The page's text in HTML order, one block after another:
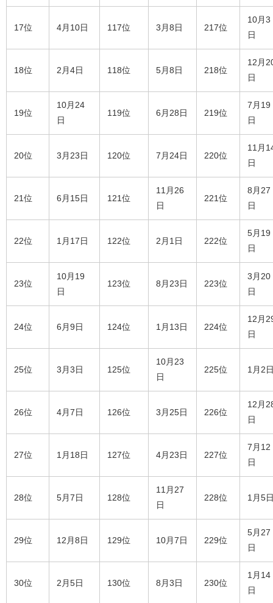
17位 4月10日 117位 3月8日 217位
10月3
日
18位 2月4日 118位 5月8日 218位
12月
日
19位
10月24
日
119位 6月28日 219位
7月19
日
20位 3月23日 120位 7月24日 220位
11月
日
21位 6月15日 121位
11月26
日
221位
8月27
日
22位 1月17日 122位 2月1日 222位
5月19
日
23位
10月19
日
123位 8月23日 223位
3月20
日
24位 6月9日 124位 1月13日 224位
12月
日
25位 3月3日 125位
10月23
日
225位 1月2
26位 4月7日 126位 3月25日 226位
12月
日
27位 1月18日 127位 4月23日 227位
7月12
日
28位 5月7日 128位
11月27
日
228位 1月5
29位 12月8日 129位 10月7日 229位
5月27
日
30位 2月5日 130位 8月3日 230位
1月14
日